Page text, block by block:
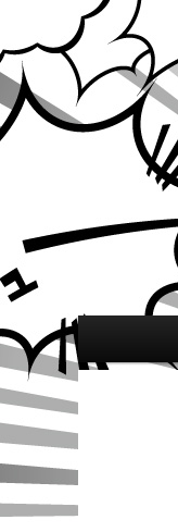
メインメ